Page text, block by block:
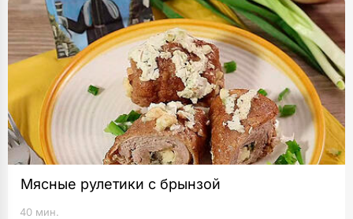
Мясные рулетики с брынзой
40 мин.